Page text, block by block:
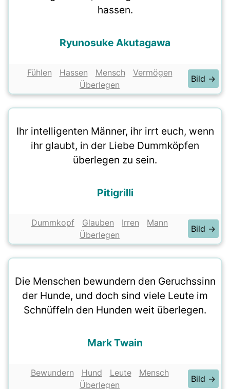
hassen.
Ryunosuke Akutagawa
Fühlen Hassen Mensch
Vermögen
Überlegen
Bild →
Ihr intelligenten Männer, ihr irrt euch, wenn
ihr glaubt, in der Liebe Dummköpfen
überlegen zu sein.
Pitigrilli
Dummkopf Glauben Irren
Mann
Überlegen
Bild →
Die Menschen bewundern den Geruchssinn
der Hunde, und doch sind viele Leute im
Schnüffeln den Hunden weit überlegen.
Mark Twain
Bewundern Hund Leute
Mensch
Überlegen
Bild →